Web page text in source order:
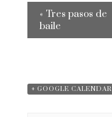
« Tres pasos de
baile
+ GOOGLE CALENDAR